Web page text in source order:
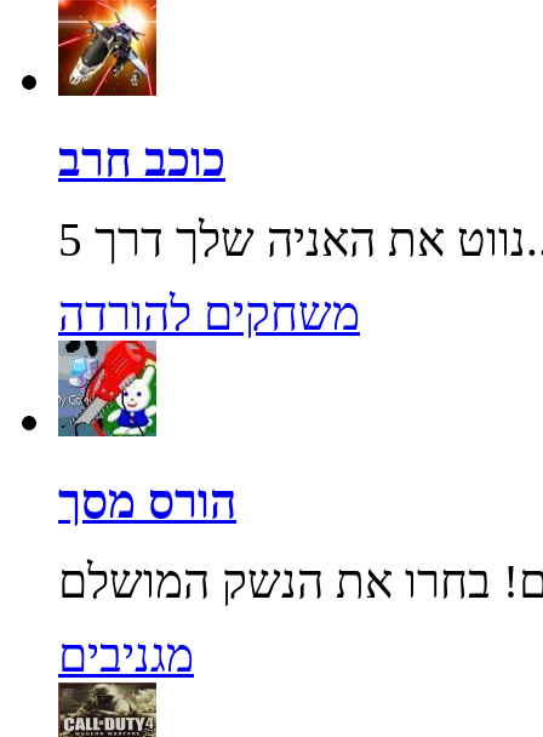
כוכב חרב
5...
משחקים להורדה
הורס מסך
מגניבים